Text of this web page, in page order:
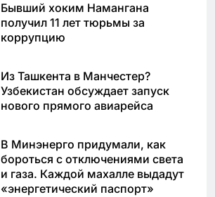
Бывший хоким Намангана
получил 11 лет тюрьмы за
коррупцию
Из Ташкента в Манчестер?
Узбекистан обсуждает запуск
нового прямого авиарейса
В Минэнерго придумали, как
бороться с отключениями света
и газа. Каждой махалле выдадут
«энергетический паспорт»